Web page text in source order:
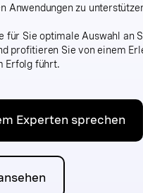
Anwendungen zu
für Sie optimale Auswahl an
profitieren Sie von einem
Erfolg führt.
Experten sprechen